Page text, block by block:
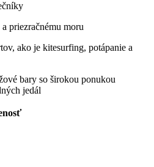
priezračnému moru
ako je kitesurfing, potápanie a
bary so širokou ponukou
jedál